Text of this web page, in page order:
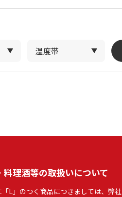
温度帯
料理酒等の取扱いについて
L」のつく商品につきましては、弊